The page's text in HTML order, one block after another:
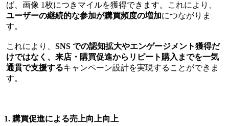
ば、画像 1枚につきマイルを獲得できます。これにより、
ユーザーの継続的な参加が購買頻度の増加につながりま
す。
これにより、SNS での認知拡大やエンゲージメント獲得だ
けではなく、来店・購買促進からリピート購入までを一気
通貫で支援するキャンペーン設計を実現することができま
す。
1. 購買促進による売上向上向上